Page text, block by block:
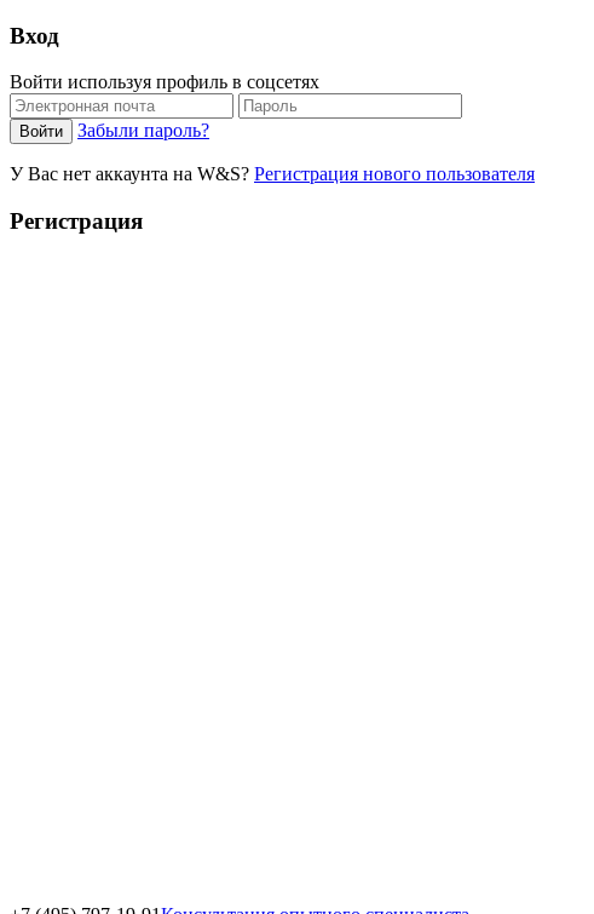
Вход
Войти используя профиль в соцсетях
Забыли пароль?
У Вас нет аккаунта на W&S? Регистрация нового пользователя
Регистрация